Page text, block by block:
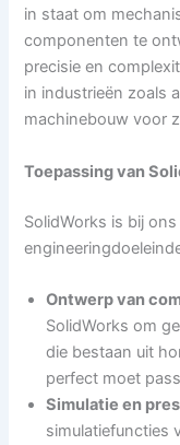
in staat om
componenten te
precisie en
in industrieën zoals
machinebouw voor
Toepassing van
SolidWorks is bij
Ontwerp van
SolidWorks om
die bestaan uit
perfect moet
Simulatie en
simulatiefuncties